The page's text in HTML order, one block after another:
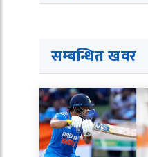
सम्बन्धित खवर